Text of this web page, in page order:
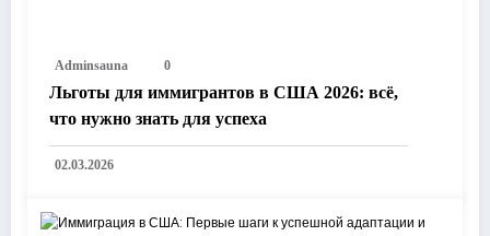
Adminsauna 0
Льготы для иммигрантов в США 2026: всё,
что нужно знать для успеха
02.03.2026